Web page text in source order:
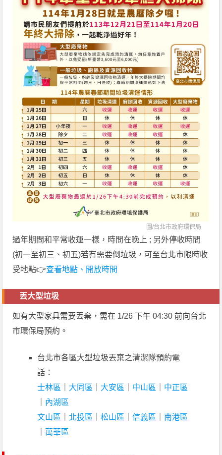
圖/台北市政府環保局
過年期間和平常收運一樣，時間在晚上 ; 另外停收時間
(初一至初三、初五)若有需要倒垃圾，可至台北市限時收
受地點👉查看地點、開放時間
丟大型垃圾
如有大型家具需要丟棄，需在 1/26 下午 04:30 前向台北
市環保局預約。
台北市各區大型垃圾丟棄之清潔隊預約電
話：
士林區
大同區 大安區 中山區
中正區
內湖區
文山區
北投區 ｜松山區 ｜信義區
南港區
萬華區